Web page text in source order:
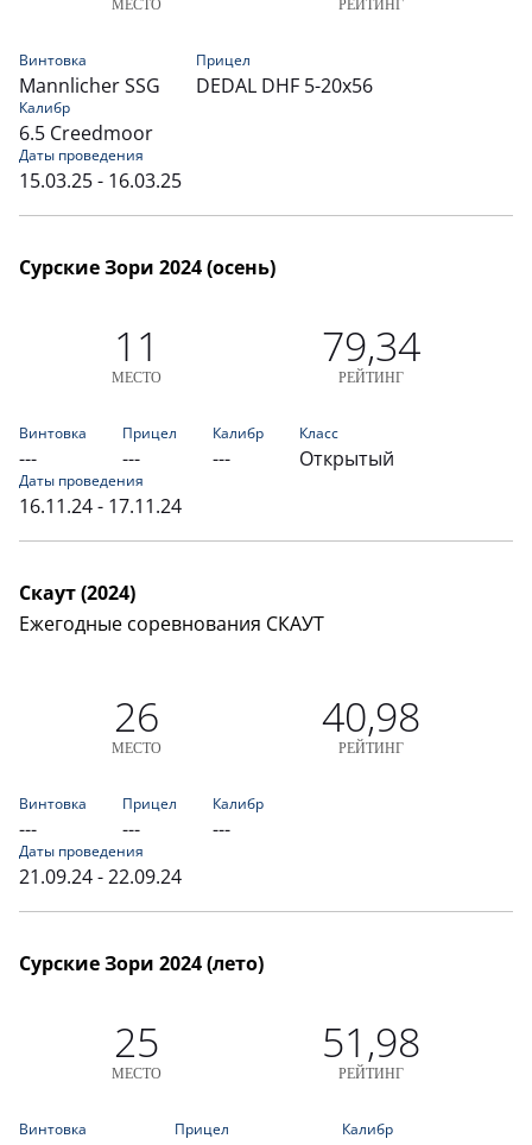
МЕСТО РЕЙТИНГ
Винтовка
Mannlicher SSG
Прицел
DEDAL DHF 5-20x56
Калибр
6.5 Creedmoor
Даты проведения
15.03.25 - 16.03.25
Сурские Зори 2024 (осень)
11
МЕСТО
79,34
РЕЙТИНГ
Винтовка
---
Прицел
---
Калибр
---
Класс
Открытый
Даты проведения
16.11.24 - 17.11.24
Скаут (2024)
Ежегодные соревнования СКАУТ
26
МЕСТО
40,98
РЕЙТИНГ
Винтовка
---
Прицел
---
Калибр
---
Даты проведения
21.09.24 - 22.09.24
Сурские Зори 2024 (лето)
25
МЕСТО
51,98
РЕЙТИНГ
Винтовка Прицел Калибр